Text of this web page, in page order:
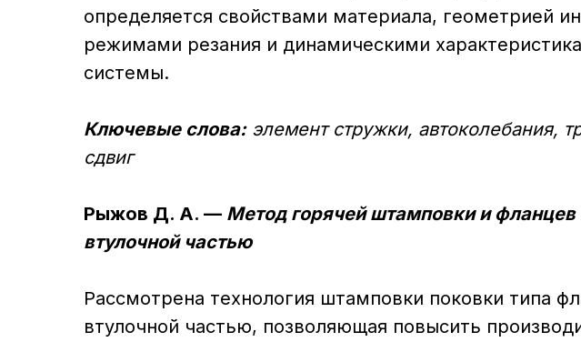
определяется свойствами материала, геометрией
режимами резания и динамическими
системы.
Ключевые слова:элемент стружки, автоколебания,
сдвиг
Рыжов Д. А. — Метод горячей штамповки и фланцев
втулочной частью
Рассмотрена технология штамповки поковки типа
втулочной частью, позволяющая повысить